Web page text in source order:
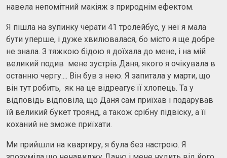
навела непомітний макіяж з природнім ефектом.
Я пішла на зупинку черати 41 тролейбус, у неї я мала
бути уперше, і дуже хвилювалася, бо місто я ще добре
не знала. З тяжкою бідою я доїхала до мене, і на мій
великий подив мене зустрів Даня, якого я очікувала в
останню чергу.... Він був з нею. Я запитала у марти, що
він тут робить, як на це відреагує її хлопець. Та у
відповідь відповіла, що Даня сам приїхав і подарував
їй великий букет троянд, а також срібну підвіску, а її
коханий не зможе приїхати.
Ми прийшли на квартиру, я була без настрою. Я